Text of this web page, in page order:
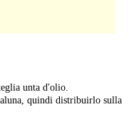
unta d'olio.
quindi distribuirlo sulla